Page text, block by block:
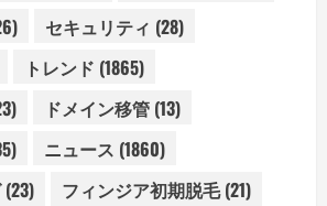
セキュリティ (28)
トレンド (1865)
ドメイン移管 (13)
ニュース (1860)
(23) フィンジア初期脱毛(21)